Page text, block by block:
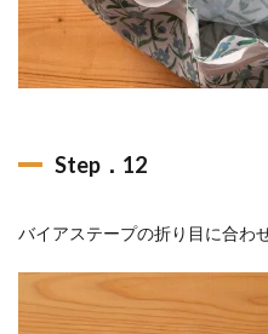
Step．12
バイアステープの折り目に合わ